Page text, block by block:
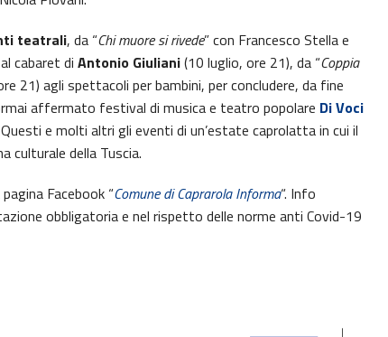
teatrali, da “Chi muore si rivede” con Francesco Stella e
cabaret di Antonio Giuliani(10 luglio, ore 21), da “Coppia
21) agli spettacoli per bambini, per concludere, da fine
affermato festival di musica e teatro popolare Di Voci
e molti altri gli eventi di un’estate caprolatta in cui il
culturale della Tuscia.
Facebook “Comune di Caprarola Informa“. Info
obbligatoria e nel rispetto delle norme anti Covid-19